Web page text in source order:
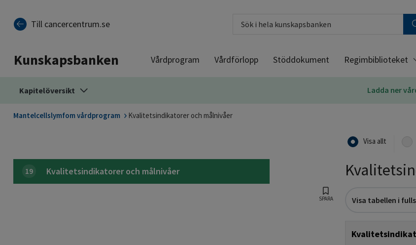
Till cancercentrum.se
Kunskapsbanken Vårdprogram Vårdförlopp Stöddokument Regimbiblioteket
Kapitelöversikt Ladda ner
Mantelcellslymfom vårdprogram Kvalitetsindikatorer och målnivåer
19 Kvalitetsindikatorer och målnivåer
Visa allt
SPARA Visa tabellen i